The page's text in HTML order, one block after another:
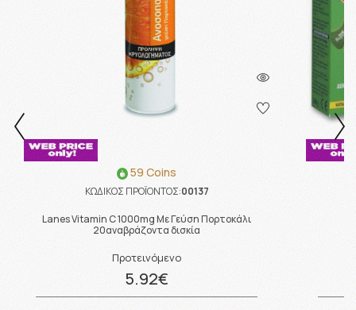
59 Coins
ΚΩΔΙΚΟΣ ΠΡΟΪΟΝΤΟΣ:00137
Lanes Vitamin C 1000mg Με Γεύση Πορτοκάλι
20αναβράζοντα δισκία
Προτεινόμενο
5.92€